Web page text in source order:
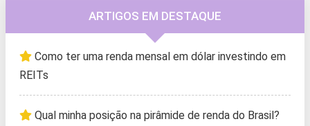
ARTIGOS EM DESTAQUE
Como ter uma renda mensal em dólar investindo em
REITs
Qual minha posição na pirâmide de renda do Brasil?